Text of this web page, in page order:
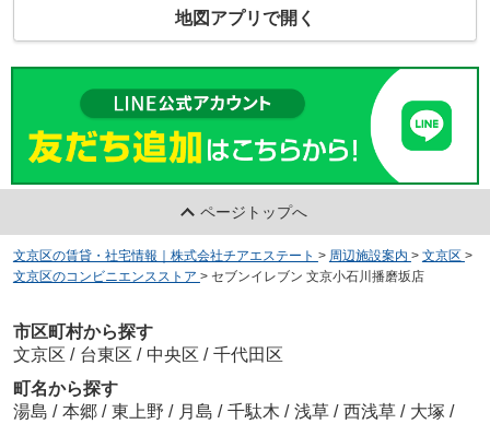
地図アプリで開く
ページトップへ
文京区の賃貸・社宅情報｜株式会社チアエステート > 周辺施設案内 > 文京区 >
文京区のコンビニエンスストア > セブンイレブン 文京小石川播磨坂店
市区町村から探す
文京区 / 台東区 / 中央区 / 千代田区
町名から探す
湯島 / 本郷 / 東上野 / 月島 / 千駄木 / 浅草 / 西浅草 / 大塚 /